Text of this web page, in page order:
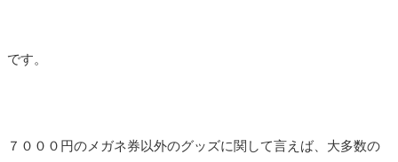
です。
７０００円のメガネ券以外のグッズに関して言えば、大多数の